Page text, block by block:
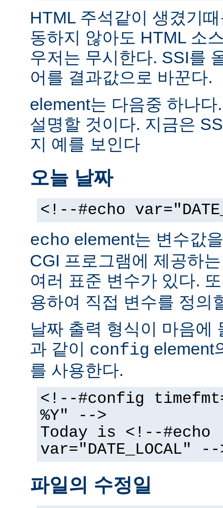
HTML 주석같이 생겼기
동하지 않아도 HTML 소
우저는 무시한다. SSI를
어를 결과값으로 바꾼다.
element는 다음중 하나
설명할 것이다. 지금은
지 예를 보인다
오늘 날짜
<!--#echo
echo element는 변수값
CGI 프로그램에 제공하
여러 표준 변수가 있다.
용하여 직접 변수를 정의
날짜 출력 형식이 마음에
과 같이 config element
를 사용한다.
<!--#config
%Y" -->
Today is <!--#echo
var="DATE_LOCAL" --
파일의 수정일